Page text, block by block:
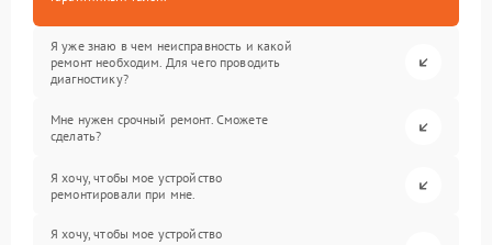
Я уже знаю в чем неисправность и какой
ремонт необходим. Для чего проводить
диагностику?
Мне нужен срочный ремонт. Сможете
сделать?
Я хочу, чтобы мое устройство
ремонтировали при мне.
Я хочу, чтобы мое устройство